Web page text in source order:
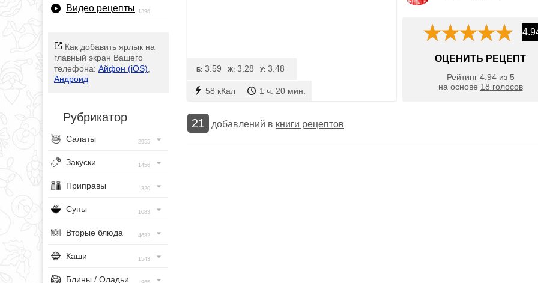
Видео рецепты 1396
Как добавить ярлык на
главный экран Вашего
телефона: Айфон (iOS)
Андроид
Рубрикатор
Салаты 2955
Закуски 1456
Приправы 320
Супы 1083
Вторые блюда 4682
Каши 1543
Блины / Оладьи
58 кКал 1 ч. 20 мин.
Б: 3.59 Ж: 3.28 У: 3.48
ОЦЕНИТЬ РЕЦЕПТ
Рейтинг 4.94из 5
на основе 18 голосов
21 добавлений в книги рецептов